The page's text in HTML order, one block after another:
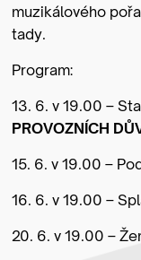
muzikálového
tady.
Program:
13. 6. v 19.00 –
PROVOZNÍCH
15. 6. v 19.00 –
16. 6. v 19.00 –
20. 6. v 19.00 –